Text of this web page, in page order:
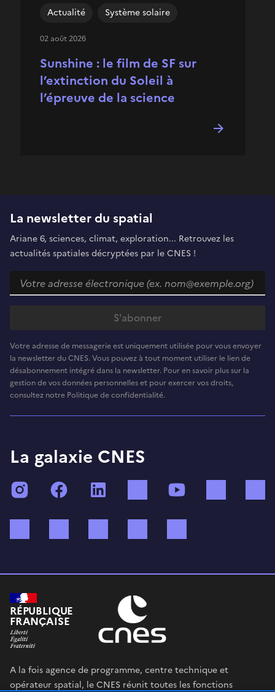
Sunshine : le film de SF sur
l’extinction du Soleil à
l’épreuve de la science
Actualité Système solaire
02 août 2026
La newsletter du spatial
Ariane 6, sciences, climat, exploration... Retrouvez les
actualités spatiales décryptées par le CNES !
Votre adresse de messagerie est uniquement utilisée pour vous envoyer
la newsletter du CNES. Vous pouvez à tout moment utiliser le lien de
désabonnement intégré dans la newsletter. Pour en savoir plus sur la
gestion de vos données personnelles et pour exercer vos droits,
consultez notre Politique de confidentialité.
La galaxie CNES
InstagramFacebook TikTok
RÉPUBLIQUE
FRANÇAISE
A la fois agence de programme, centre technique et
opérateur spatial, le CNES réunit toutes les fonctions